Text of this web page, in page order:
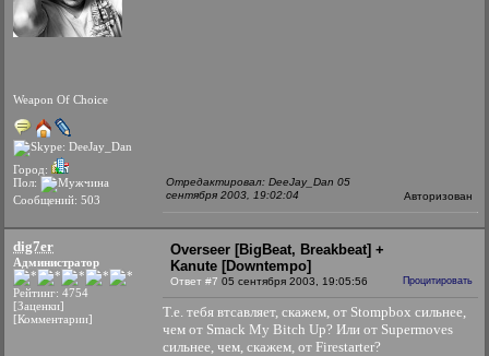
Weapon Of Choice
Город:
Пол:
Сообщений: 503
Отредактировал: DeeJay_Dan 05
сентября 2003, 19:02:04
Авторизован
dig7er
Администратор
Рейтинг: 4754
[Заценки]
[Комментарии]
Overseer [BigBeat, Breakbeat] +
Kanute [Downtempo]
Ответ #7 05 сентября 2003, 19:05:56 Процитировать
Т.е. тебя втсавляет, скажем, от Stompbox сильнее,
чем от Smack My Bitch Up? Или от Supermoves
сильнее, чем, скажем, от Firestarter?